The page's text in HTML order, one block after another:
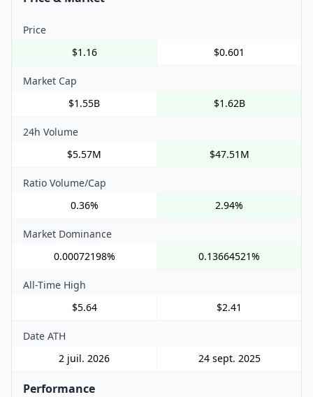
Price
$1.16
$0.601
Market Cap
$1.55B
$1.62B
24h Volume
$5.57M
$47.51M
Ratio Volume/Cap
0.36%
2.94%
Market Dominance
0.00072198%
0.13664521%
All-Time High
$5.64
$2.41
Date ATH
2 juil. 2026
24 sept. 2025
Performance